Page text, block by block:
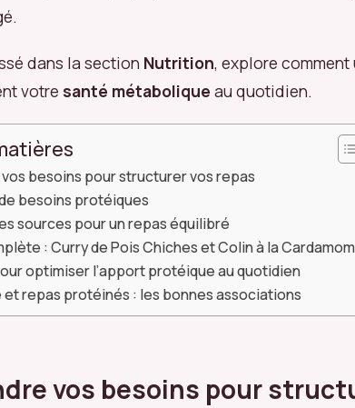
dans la section Nutrition, explore
votre santé métabolique au quotidien.
besoins pour structurer vos repas
besoins protéiques
sources pour un repas équilibré
: Curry de Pois Chiches et Colin à la
optimiser l’apport protéique au quotidien
et repas protéinés : les bonnes associations
vos besoins pour